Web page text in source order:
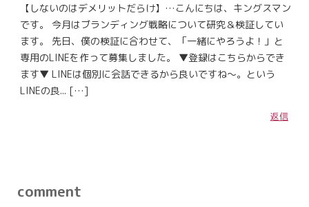
【しないのはデメリットだらけ】…こんにちは、キングスマン
です。 今月はブランディング戦略について研究＆検証してい
ます。 先日、僕の検証に合わせて、「一緒にやろうよ！」と
専用のLINEを作って募集しました。 ▼登録はこちらからでき
ます▼ LINEは個別に会話できるから良いですね～。という
LINEの良... […]
返信
comment